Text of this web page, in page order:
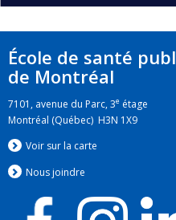
École de santé
de Montréal
7101, avenue du Parc, 3e étage
Montréal (Québec) H3N 1X9
Voir sur la carte
Nous joindre